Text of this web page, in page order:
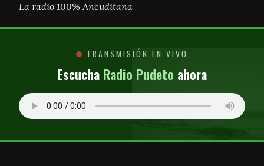
La radio 100% Ancuditana
TRANSMISIÓN EN VIVO
Escucha Radio Pudeto ahora